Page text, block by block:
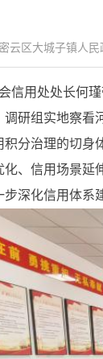
云区大城子镇人民
信用处处长何
研组实地察看
分治理的切身
、信用场景延
深化信用体系